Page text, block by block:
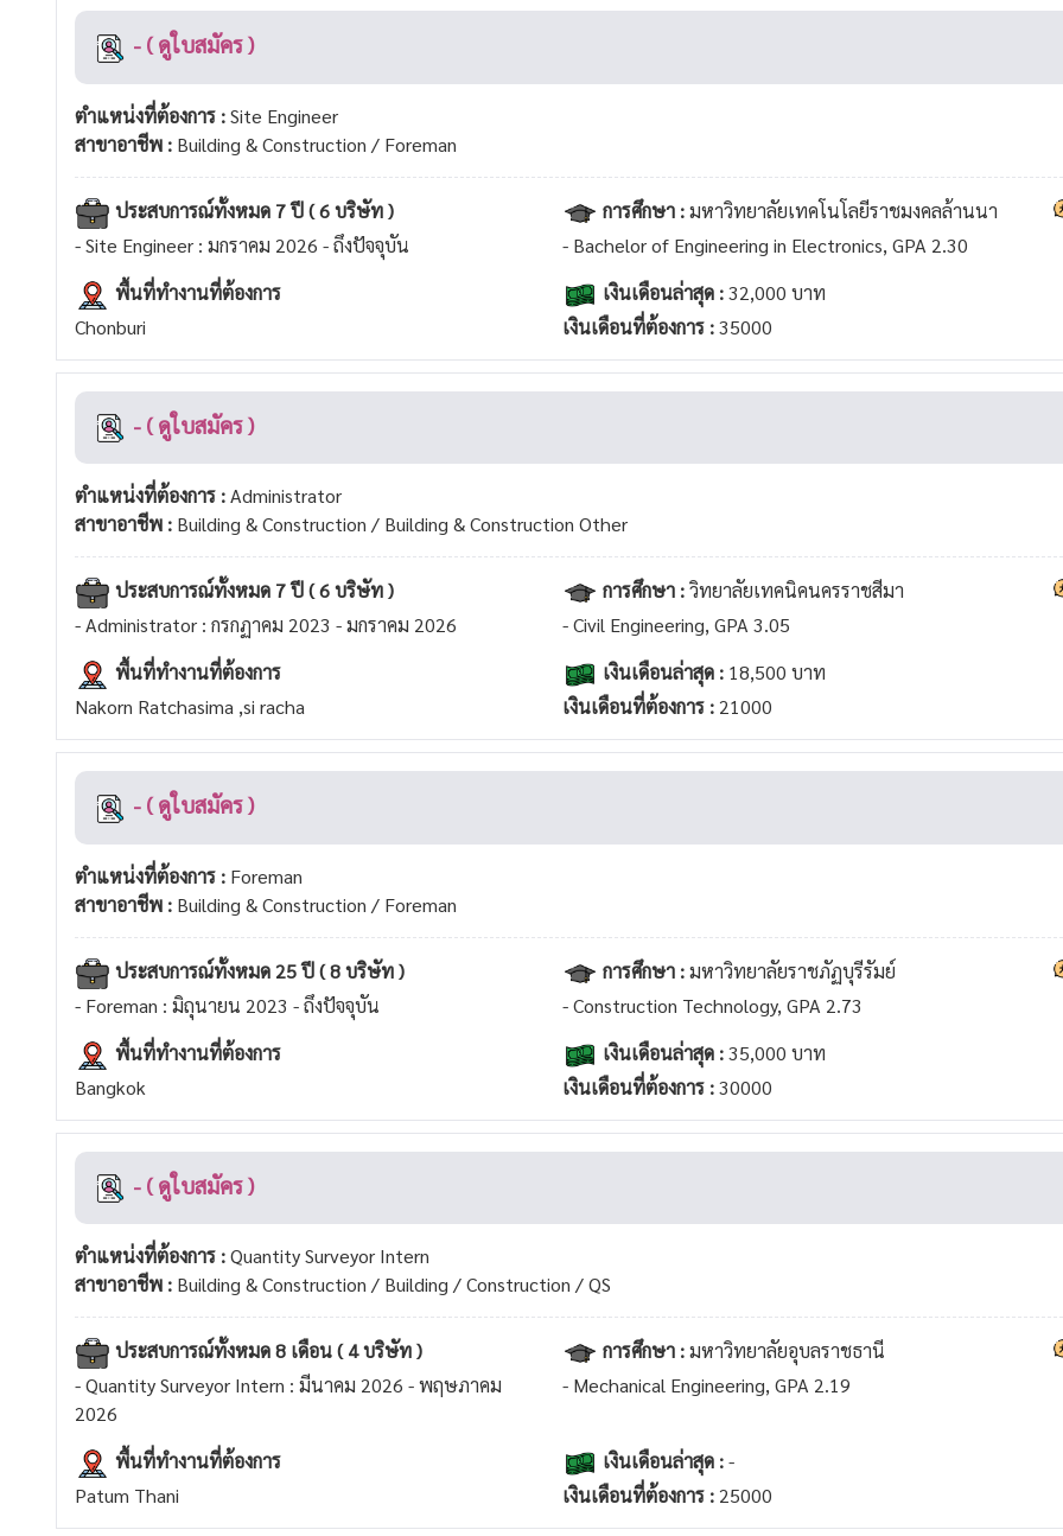
- ( ดูใบสมัคร )
ตำแหน่งที่ต้องการ :Site Engineer
สาขาอาชีพ : Building & Construction / Foreman
ประสบการณ์ทั้งหมด 7 ปี ( 6 บริษัท )
- Site Engineer : มกราคม 2026 - ถึงปัจจุบัน
การศึกษา :มหาวิทยาลัยเทคโนโลยีราชมงคลล้านนา
- Bachelor of Engineering in Electronics, GPA 2.30
พื้นที่ทำงานที่ต้องการ
Chonburi
เงินเดือนล่าสุด :32,000 บาท
เงินเดือนที่ต้องการ :35000
- ( ดูใบสมัคร )
ตำแหน่งที่ต้องการ :Administrator
สาขาอาชีพ : Building & Construction / Building & Construction Other
ประสบการณ์ทั้งหมด 7 ปี ( 6 บริษัท )
- Administrator : กรกฏาคม 2023 - มกราคม 2026
การศึกษา :วิทยาลัยเทคนิคนครราชสีมา
- Civil Engineering, GPA 3.05
พื้นที่ทำงานที่ต้องการ
Nakorn Ratchasima ,si racha
เงินเดือนล่าสุด : 18,500 บาท
เงินเดือนที่ต้องการ : 21000
- ( ดูใบสมัคร )
ตำแหน่งที่ต้องการ : Foreman
สาขาอาชีพ : Building & Construction / Foreman
ประสบการณ์ทั้งหมด 25 ปี ( 8 บริษัท )
- Foreman : มิถุนายน 2023 - ถึงปัจจุบัน
การศึกษา :มหาวิทยาลัยราชภัฏบุรีรัมย์
- Construction Technology, GPA 2.73
พื้นที่ทำงานที่ต้องการ
Bangkok
เงินเดือนล่าสุด :35,000 บาท
เงินเดือนที่ต้องการ :30000
- ( ดูใบสมัคร )
ตำแหน่งที่ต้องการ :Quantity Surveyor Intern
สาขาอาชีพ : Building & Construction / Building / Construction / QS
ประสบการณ์ทั้งหมด 8 เดือน ( 4 บริษัท )
- Quantity Surveyor Intern : มีนาคม 2026 - พฤษภาคม
2026
การศึกษา :มหาวิทยาลัยอุบลราชธานี
- Mechanical Engineering, GPA 2.19
พื้นที่ทำงานที่ต้องการ
Patum Thani
เงินเดือนล่าสุด :-
เงินเดือนที่ต้องการ : 25000